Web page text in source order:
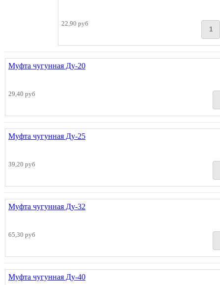
22,90 руб
Муфта чугунная Ду-20
29,40 руб
Муфта чугунная Ду-25
39,20 руб
Муфта чугунная Ду-32
65,30 руб
Муфта чугунная Ду-40